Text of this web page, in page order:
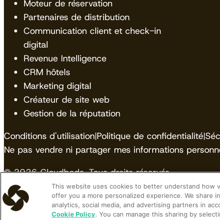
Moteur de réservation
Partenaires de distribution
Communication client et check-in
digital
Revenue Intelligence
CRM hôtels
Marketing digital
Créateur de site web
Gestion de la réputation
Conditions d'utilisation|Politique de confidentialité|
Ne pas vendre ni partager mes informations
© 2026 Cloudbeds. Tous droits réservés.
Cloudbeds is an independent hospitality software
trademarks contained herein belong to their
This website uses cookies to better understand how
offer you a more personalized experience. We share
analytics, social media, and advertising partners in
Cookie Policy. You can manage this sharing by